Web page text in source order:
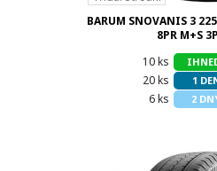
BARUM SNOVANIS 3
8PR M+S
10 ks
1
20 ks
2
6 ks